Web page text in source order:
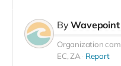
By
Organization
EC, ZA
Report